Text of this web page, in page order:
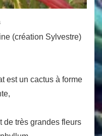
(création Sylvestre)
est un cactus à forme
de très grandes fleurs